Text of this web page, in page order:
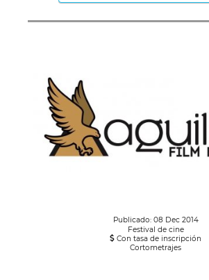
Publicado: 08 Dec 2014
Festival de cine
Con tasa de inscripción
Cortometrajes